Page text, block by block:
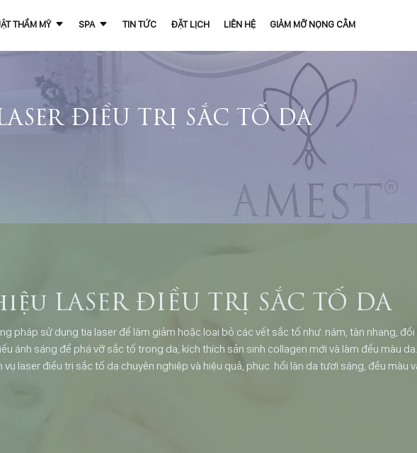
THẨM MỸ SPA TIN TỨC ĐẶT LỊCH LIÊN HỆ GIẢM MỠ NỌNG CẰM
ĐIỀU TRỊ SẮC TỐ DA
LASER ĐIỀU TRỊ SẮC TỐ DA
pháp sử dụng tia laser để làm giảm hoặc loại bỏ các vết sắc tố như: nám, tàn nhang,
ánh sáng để phá vỡ sắc tố trong da, kích thích sản sinh collagen mới và làm đều màu
vụ laser điều trị sắc tố da chuyên nghiệp và hiệu quả, phục hồi làn da tươi sáng, đều màu